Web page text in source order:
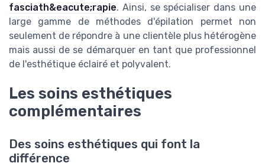
fasciath&eacute;rapie. Ainsi, se spécialiser dans une
large gamme de méthodes d'épilation permet non
seulement de répondre à une clientèle plus hétérogène
mais aussi de se démarquer en tant que professionnel
de l'esthétique éclairé et polyvalent.
Les soins esthétiques
complémentaires
Des soins esthétiques qui font la
différence